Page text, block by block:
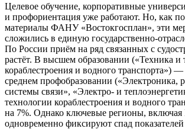
Целевое обучение, корпоративные
и профориентация уже работают. Но, как
материалы ФАНУ «Востокгосплан», эти
сложились в единую государственно-
По России приём на ряд связанных с
растёт. В высшем образовании («Техника и
кораблестроения и водного транспорта»)
среднем профобразовании («Электроника,
системы связи», «Электро- и
технологии кораблестроения и водного
на 7%. Однако ключевые регионы,
одновременно фиксируют спад